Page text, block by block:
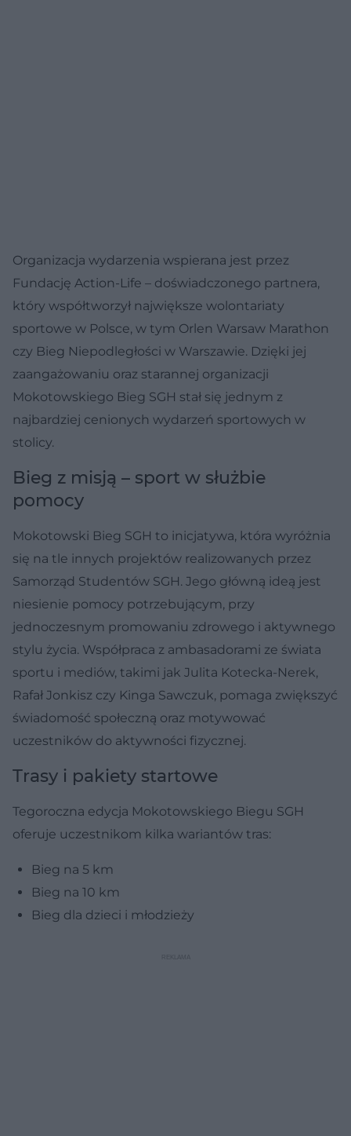
Organizacja wydarzenia wspierana jest przez
Fundację Action-Life – doświadczonego partnera,
który współtworzył największe wolontariaty
sportowe w Polsce, w tym Orlen Warsaw Marathon
czy Bieg Niepodległości w Warszawie. Dzięki jej
zaangażowaniu oraz starannej organizacji
Mokotowskiego Bieg SGH stał się jednym z
najbardziej cenionych wydarzeń sportowych w
stolicy.
Bieg z misją – sport w służbie
pomocy
Mokotowski Bieg SGH to inicjatywa, która wyróżnia
się na tle innych projektów realizowanych przez
Samorząd Studentów SGH. Jego główną ideą jest
niesienie pomocy potrzebującym, przy
jednoczesnym promowaniu zdrowego i aktywnego
stylu życia. Współpraca z ambasadorami ze świata
sportu i mediów, takimi jak Julita Kotecka-Nerek,
Rafał Jonkisz czy Kinga Sawczuk, pomaga zwiększyć
świadomość społeczną oraz motywować
uczestników do aktywności fizycznej.
Trasy i pakiety startowe
Tegoroczna edycja Mokotowskiego Biegu SGH
oferuje uczestnikom kilka wariantów tras:
Bieg na 5 km
Bieg na 10 km
Bieg dla dzieci i młodzieży